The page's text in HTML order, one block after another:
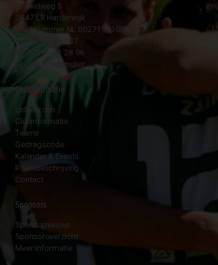
Strokelweg 5
3847 LR Harderwijk
BTW Nummer NL 002715910B01
KvK Nr 40094437
☎︎ 0341 - 41 28 96
✉︎ Contactformulier
Clubinformatie
Lid worden
Clubinformatie
Teams
Gedragscode
Kalender & Events
Routebeschrijving
Contact
Sponsors
Sponsornieuws
Sponsoroverzicht
Meer informatie